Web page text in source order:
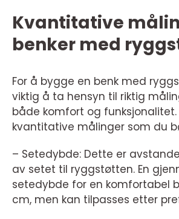
Kvantitative
benker med
For å bygge en benk med
viktig å ta hensyn til riktig
både komfort og funksjonalitet.
kvantitative målinger som du
– Setedybde: Dette er
av setet til ryggstøtten. En
setedybde for en komfortabel
cm, men kan tilpasses etter